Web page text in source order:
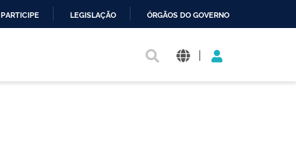
PARTICIPE LEGISLAÇÃO ÓRGÃOS DO GOVERNO
|